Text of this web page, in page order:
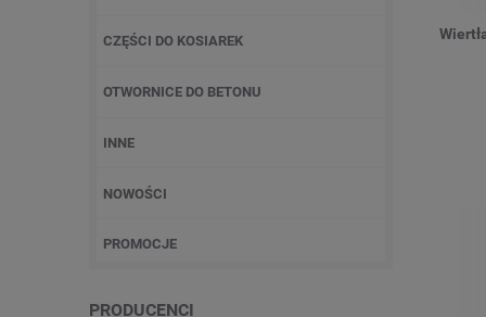
CZĘŚCI DO KOSIAREK
OTWORNICE DO BETONU
INNE
NOWOŚCI
PROMOCJE
PRODUCENCI